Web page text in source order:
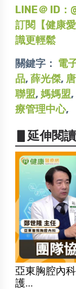
LINE＠ ID
訂閱【健康
識更輕鬆
關鍵字： 電
品, 薛光傑,
聯盟, 媽媽盟,
療管理中心,
▋延伸閱讀
亞東胸腔內
護...